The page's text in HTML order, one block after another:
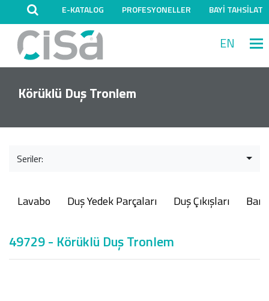
E-KATALOG PROFESYONELLER BAYİ TAHSİLAT
EN
Körüklü Duş Tronlem
Seriler:
Lavabo Duş Yedek Parçaları Duş Çıkışları
49729 - Körüklü Duş Tronlem